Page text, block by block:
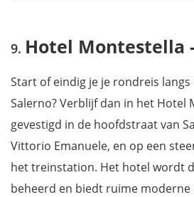
Hotel Montestella
Start of eindig je je rondreis
Salerno? Verblijf dan in het Hotel
gevestigd in de hoofdstraat van
Vittorio Emanuele, en op een
het treinstation. Het hotel wordt
beheerd en biedt ruime moderne